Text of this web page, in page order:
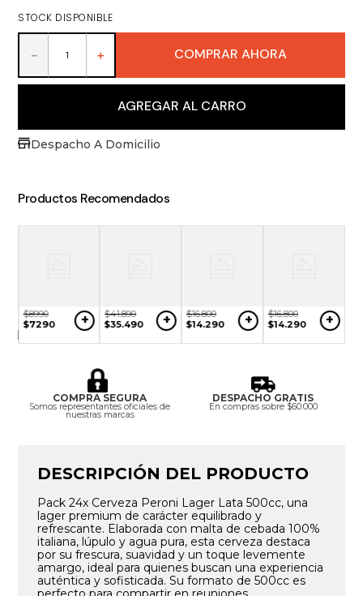
9.
packs
10
miniaturas
STOCK DISPONIBLE
＋
－ COMPRAR AHORA
AGREGAR AL CARRO
Despacho A Domicilio
Productos Recomendados
$8990
$7290 + $41.890
$35.490 + $16.800
$14.290 + $16.800
$14.290 +
COMPRA SEGURA
Somos representantes oficiales de
nuestras marcas
DESPACHO GRATIS
En compras sobre $60.000
DESCRIPCIÓN DEL PRODUCTO
Pack 24x Cerveza Peroni Lager Lata 500cc, una
lager premium de carácter equilibrado y
refrescante. Elaborada con malta de cebada 100%
italiana, lúpulo y agua pura, esta cerveza destaca
por su frescura, suavidad y un toque levemente
amargo, ideal para quienes buscan una experiencia
auténtica y sofisticada. Su formato de 500cc es